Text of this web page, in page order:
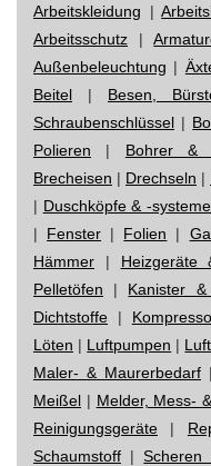
Arbeitskleidung |
Arbeitsschutz |
Außenbeleuchtung |
Beitel | Besen,
Schraubenschlüssel |
Polieren | Bohrer &
Brecheisen | Drechseln |
| Duschköpfe & -systeme
| Fenster | Folien |
Hämmer | Heizgeräte
Pelletöfen | Kanister
Dichtstoffe |
Löten | Luftpumpen |
Maler- & Maurerbedarf |
Meißel | Melder, Mess-
Reinigungsgeräte |
Schaumstoff |Scheren